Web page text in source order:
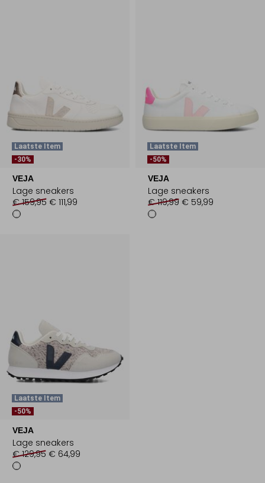
Laatste Item
-30%
VEJA
Lage sneakers
€ 159,95 € 111,99
Laatste Item
-50%
VEJA
Lage sneakers
€ 119,99 € 59,99
Laatste Item
-50%
VEJA
Lage sneakers
€ 129,95 € 64,99